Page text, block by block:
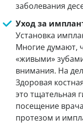
заболевания
Уход за
Установка
Многие думают,
«живыми»
внимания. На
Здоровая
это тщательная
посещение
протезом и